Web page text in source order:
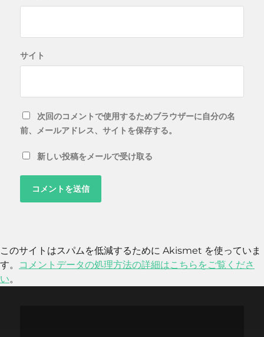
サイト
次回のコメントで使用するためブラウザーに自分の名
前、メールアドレス、サイトを保存する。
新しい投稿をメールで受け取る
このサイトはスパムを低減するために Akismet を使っていま
す。
コメントデータの処理方法の詳細はこちらをご覧くださ
い。